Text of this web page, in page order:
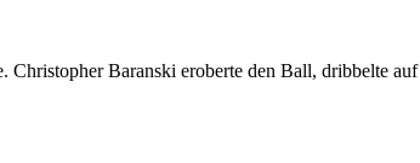
Christopher Baranski eroberte den Ball, dribbelte